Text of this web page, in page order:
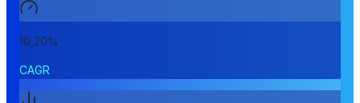
10,20%
CAGR